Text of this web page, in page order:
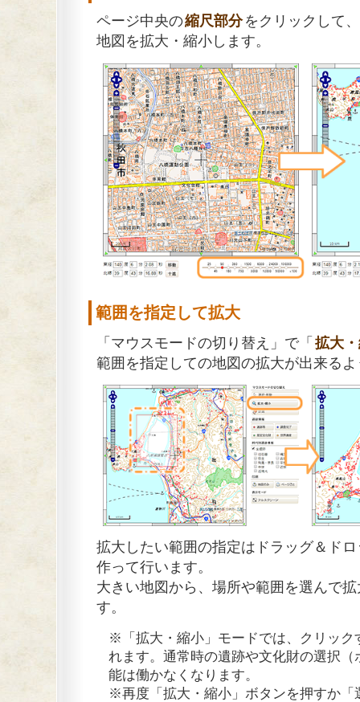
ページ中央の縮尺部分 をクリックして
地図を拡大・縮小します。
範囲を指定して拡大
「マウスモードの切り替え」で「 拡大
範囲を指定しての地図の拡大が出来る
拡大したい範囲の指定はドラッグ＆ド
作って行います。
大きい地図から、場所や範囲を選んで
す。
※「拡大・縮小」モードでは、クリック
れます。通常時の遺跡や文化財の選択
能は働かなくなります。
※再度「拡大・縮小」ボタンを押すか「